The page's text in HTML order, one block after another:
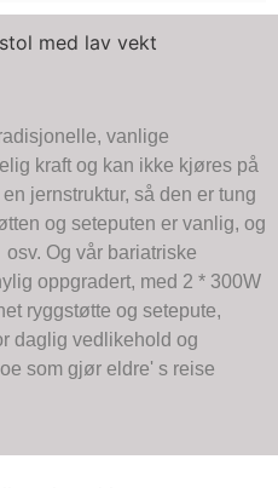
vanlige
kraft og kan ikke kjøres på
jernstruktur, så den er tung
og seteputen er vanlig, og
Og vår bariatriske
oppgradert, med 2 * 300W
ryggstøtte og setepute,
daglig vedlikehold og
som gjør eldre' s reise